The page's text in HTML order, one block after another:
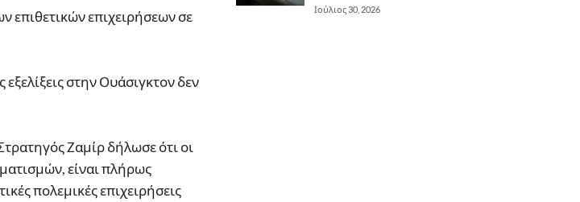
επιθετικών επιχειρήσεων σε
στην Ουάσιγκτον δεν
Ζαμίρ δήλωσε ότι οι
είναι πλήρως
πολεμικές επιχειρήσεις
Ιούλιος 30, 2026